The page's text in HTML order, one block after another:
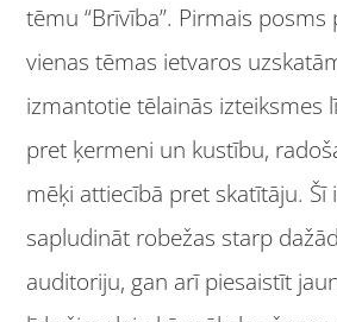
tēmu “Brīvība”. Pirmais posms
vienas tēmas ietvaros
izmantotie tēlainās izteiksmes
pret ķermeni un kustību,
mēķi attiecībā pret skatītāju. Šī
sapludināt robežas starp
auditoriju, gan arī piesaistīt